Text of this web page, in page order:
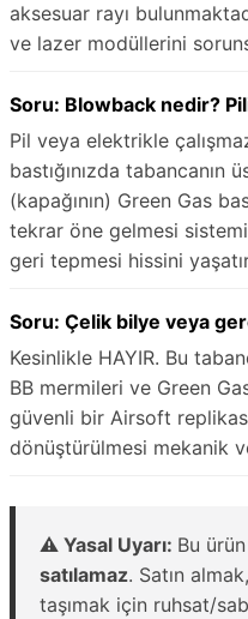
aksesuar rayı
ve lazer modüllerini
Soru: Blowback nedir?
Pil veya elektrikle
bastığınızda tabancanın
(kapağının) Green Gas
tekrar öne gelmesi
geri tepmesi hissini
Soru: Çelik bilye veya
Kesinlikle HAYIR. Bu
BB mermileri ve Green
güvenli bir Airsoft
dönüştürülmesi mekanik
⚠️ Yasal Uyarı: Bu ürün
satılamaz. Satın
taşımak için ruhsat/